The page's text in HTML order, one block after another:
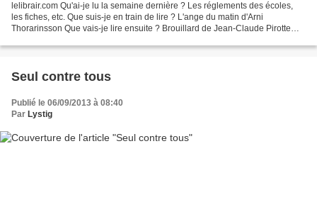
lelibrair.com Qu'ai-je lu la semaine dernière ? Les réglements des écoles,
les fiches, etc. Que suis-je en train de lire ? L'ange du matin d'Arni
Thorarinsson Que vais-je lire ensuite ? Brouillard de Jean-Claude Pirotte
Seul contre tous
Publié le 06/09/2013 à 08:40
Par Lystig